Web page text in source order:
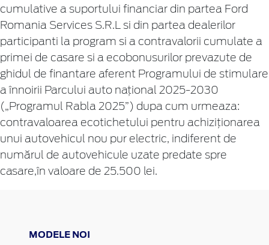
cumulative a suportului financiar din partea Ford
Romania Services S.R.L si din partea dealerilor
participanti la program si a contravalorii cumulate a
primei de casare si a ecobonusurilor prevazute de
ghidul de finantare aferent Programului de stimulare
a înnoirii Parcului auto naţional 2025-2030
(„Programul Rabla 2025”) dupa cum urmeaza:
contravaloarea ecotichetului pentru achiziționarea
unui autovehicul nou pur electric, indiferent de
numărul de autovehicule uzate predate spre
casare,în valoare de 25.500 lei.
MODELE NOI